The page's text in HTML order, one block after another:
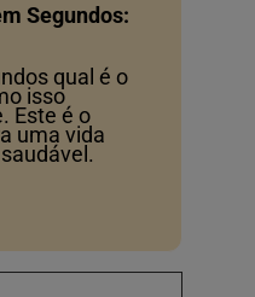
Segundos:
qual é o
isso
Este é o
uma vida